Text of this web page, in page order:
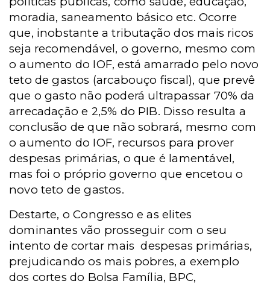
moradia, saneamento básico etc. Ocorre
que, inobstante a tributação dos mais ricos
seja recomendável, o governo, mesmo com
o aumento do IOF, está amarrado pelo novo
teto de gastos (arcabouço fiscal), que prevê
que o gasto não poderá ultrapassar 70% da
arrecadação e 2,5% do PIB. Disso resulta a
conclusão de que não sobrará, mesmo com
o aumento do IOF, recursos para prover
despesas primárias, o que é lamentável,
mas foi o próprio governo que encetou o
novo teto de gastos.
Destarte, o Congresso e as elites
dominantes vão prosseguir com o seu
intento de cortar mais despesas primárias,
prejudicando os mais pobres, a exemplo
dos cortes do Bolsa Família, BPC,